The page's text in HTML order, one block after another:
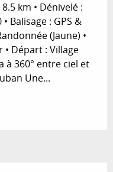
km • Dénivelé :
Balisage : GPS &
(Jaune) •
Départ : Village
à 360° entre ciel et
Une...